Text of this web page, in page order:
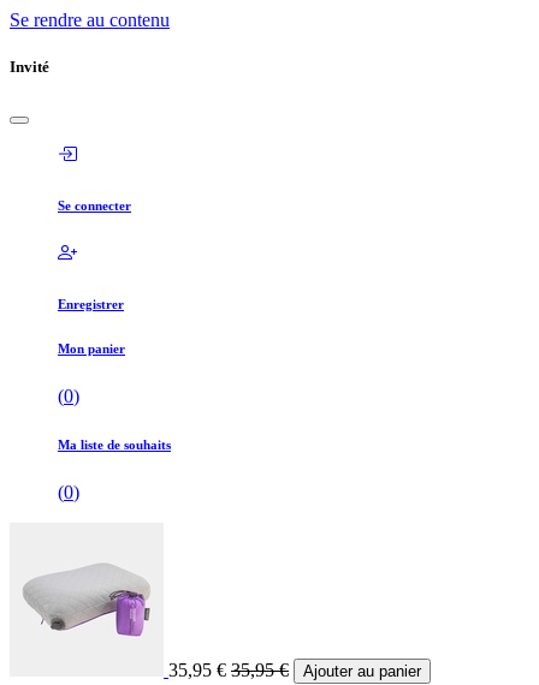
Se rendre au contenu
Invité
Se connecter
Enregistrer
Mon panier
(0)
Ma liste de souhaits
(0)
35,95 € 35,95€ Ajouter au panier